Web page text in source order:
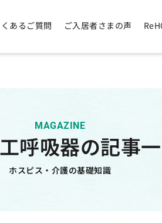
あるご質問 ご入居者さまの声
MAGAZINE
呼吸器の記事
ホスピス・介護の基礎知識